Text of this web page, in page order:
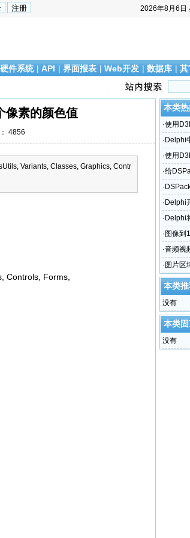
2026年8月6日
硬件系统 | API | 界面报表 | Web开发 | 数据库 | 其
像素的颜色值
4856
Variants, Classes, Graphics, Contr
Controls, Forms,
本类
·使用
· Delphi
·使用
·给
能
·
· Delphi
· Delphi
· 图像到
·音频视
· 图片区
本类
没有
本类
没有